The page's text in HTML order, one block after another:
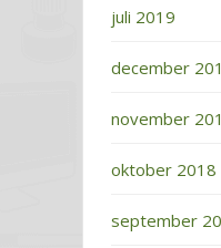
juli 2019
december
november
oktober 2018
september